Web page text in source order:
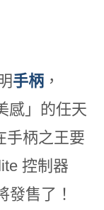
手柄，
感」的任天
手柄之王要
控制器
發售了！